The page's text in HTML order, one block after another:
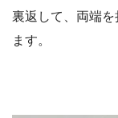
裏返して、両端
ます。